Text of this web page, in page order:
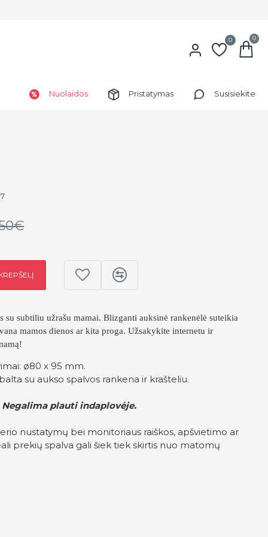
0 0
Nuolaidos Pristatymas Susisiekite
su subtiliu užrašu mamai. Blizganti auksinė rankenėlė suteikia
mamos dienos ar kita proga. Užsakykite internetu ir
ø80 x 95 mm.
su aukso spalvos rankena ir krašteliu.
plauti indaplovėje.
nustatymų bei monitoriaus raiškos, apšvietimo ar
prekių spalva gali šiek tiek skirtis nuo matomų